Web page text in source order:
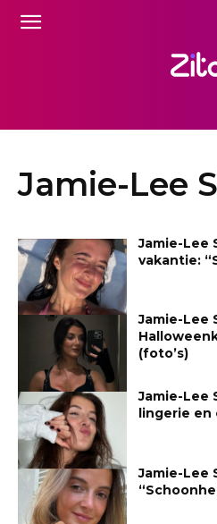
Jamie-Lee
Jamie-Lee
vakantie:
Jamie-Lee
(foto’s)
Jamie-Lee
lingerie en
Jamie-Lee